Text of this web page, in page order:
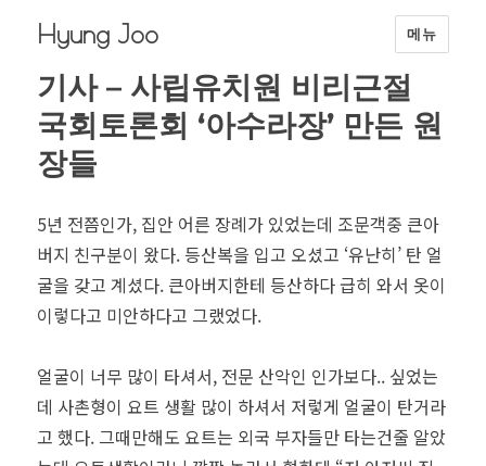
Hyung Joo 메뉴
기사 – 사립유치원 비리근절
국회토론회 ‘아수라장’ 만든 원
장들
5년 전쯤인가, 집안 어른 장례가 있었는데 조문객중 큰아
버지 친구분이 왔다. 등산복을 입고 오셨고 ‘유난히’ 탄 얼
굴을 갖고 계셨다. 큰아버지한테 등산하다 급히 와서 옷이
이렇다고 미안하다고 그랬었다.
얼굴이 너무 많이 타셔서, 전문 산악인 인가보다.. 싶었는
데 사촌형이 요트 생활 많이 하셔서 저렇게 얼굴이 탄거라
고 했다. 그때만해도 요트는 외국 부자들만 타는건줄 알았